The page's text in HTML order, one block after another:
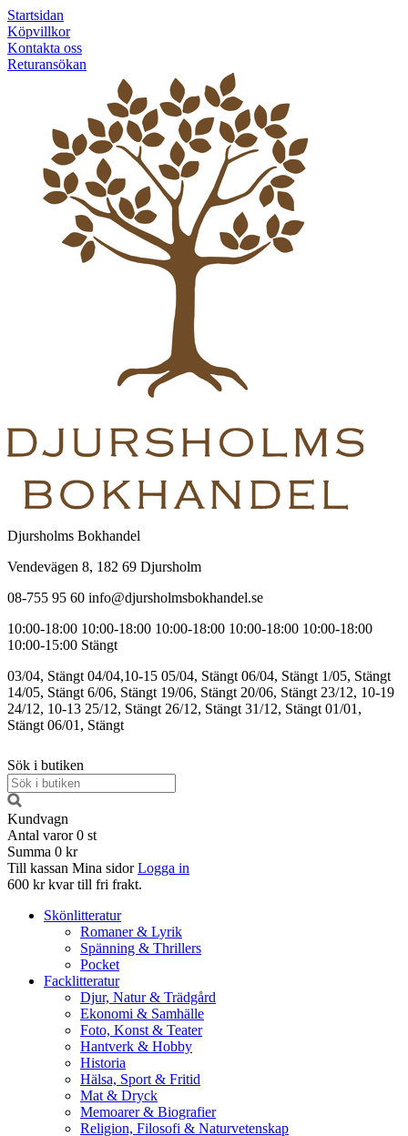
Startsidan
Köpvillkor
Kontakta oss
Returansökan
Djursholms Bokhandel
Vendevägen 8, 182 69 Djursholm
08-755 95 60 info@djursholmsbokhandel.se
10:00-18:00 10:00-18:00 10:00-18:00 10:00-18:00 10:00-18:00
10:00-15:00 Stängt
03/04, Stängt 04/04,10-15 05/04, Stängt 06/04, Stängt 1/05, Stängt
14/05, Stängt 6/06, Stängt 19/06, Stängt 20/06, Stängt 23/12, 10-19
24/12, 10-13 25/12, Stängt 26/12, Stängt 31/12, Stängt 01/01,
Stängt 06/01, Stängt
Sök i butiken
Kundvagn
Antal varor 0 st
Summa 0 kr
Till kassan Mina sidor Logga in
600 kr kvar till fri frakt.
Skönlitteratur
Romaner & Lyrik
Spänning & Thrillers
Pocket
Facklitteratur
Djur, Natur & Trädgård
Ekonomi & Samhälle
Foto, Konst & Teater
Hantverk & Hobby
Historia
Hälsa, Sport & Fritid
Mat & Dryck
Memoarer & Biografier
Religion, Filosofi & Naturvetenskap